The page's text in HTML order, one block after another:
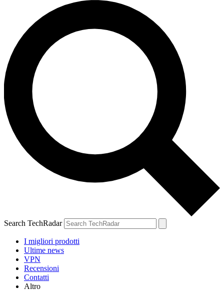
Search TechRadar
I migliori prodotti
Ultime news
VPN
Recensioni
Contatti
Altro